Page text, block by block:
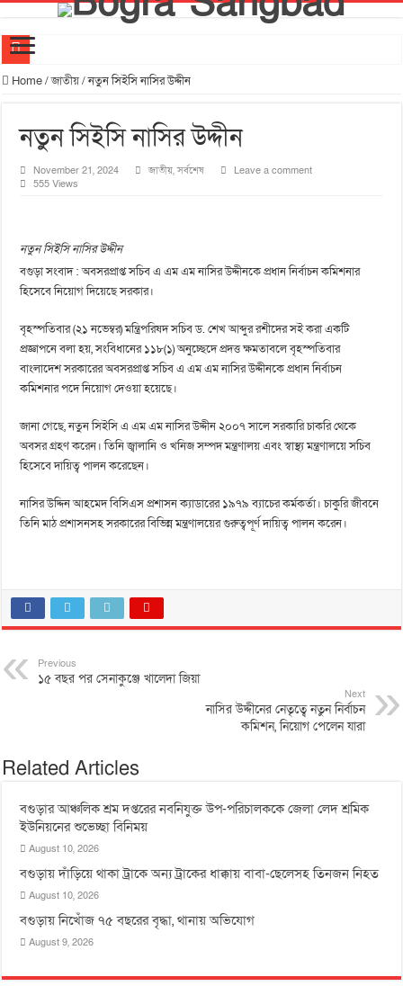
বগুড়ার আঞ্চলিক শ্রম দপ্তরের নবনিযুক্ত উপ-পরিচালককে জেলা লেদ শ্রমিক ইউনিয়নের শুভেচ্ছা বিনিময়
বগুড়ায় নিখোঁজ ৭৫ বছরের বৃদ্ধা, থানায় অভিযোগ
অসুস্থ শ্রমিক নেতা মাসুদ মন্ডলকে দেখতে ক্লিনিকে শ্রমিক নেতৃবৃন্দ
বগুড়ায় দেশীয় সাংস্কৃতিক সংসদের জুলাই ৩৬ সাংস্কৃতিক উৎসব
বগুড়ার কৈচর মৌজায় প্রস্তাবিত শিল্প পার্কের স্থান পরিদর্শন করলেন শিল্পমন্ত্রী
বগুড়ায় ২০ কোটি টাকার শাহ ফতেহ আলী সেতু উদ্বোধন, সুফল পাবেন ১৬ লাখ মানুষ
Home/জাতীয়/নতুন সিইসি নাসির উদ্দীন
নতুন সিইসি নাসির উদ্দীন
November 21, 2024 জাতীয়,সর্বশেষ
Leave a comment
555 Views
নতুন সিইসি নাসির উদ্দীন
বগুড়া সংবাদ : অবসরপ্রাপ্ত সচিব এ এম এম নাসির উদ্দীনকে প্রধান নির্বাচন কমিশনার
হিসেবে নিয়োগ দিয়েছে সরকার।
বৃহস্পতিবার (২১ নভেম্বর) মন্ত্রিপরিষদ সচিব ড. শেখ আব্দুর রশীদের সই করা একটি
প্রজ্ঞাপনে বলা হয়, সংবিধানের ১১৮(১) অনুচ্ছেদে প্রদত্ত ক্ষমতাবলে বৃহস্পতিবার
বাংলাদেশ সরকারের অবসরপ্রাপ্ত সচিব এ এম এম নাসির উদ্দীনকে প্রধান নির্বাচন
কমিশনার পদে নিয়োগ দেওয়া হয়েছে।
জানা গেছে, নতুন সিইসি এ এম এম নাসির উদ্দীন ২০০৭ সালে সরকারি চাকরি থেকে
অবসর গ্রহণ করেন। তিনি জ্বালানি ও খনিজ সম্পদ মন্ত্রণালয় এবং স্বাস্থ্য মন্ত্রণালয়ে সচিব
হিসেবে দায়িত্ব পালন করেছেন।
নাসির উদ্দিন আহমেদ বিসিএস প্রশাসন ক্যাডারের ১৯৭৯ ব্যাচের কর্মকর্তা। চাকুরি জীবনে
তিনি মাঠ প্রশাসনসহ সরকারের বিভিন্ন মন্ত্রণালয়ের গুরুত্বপূর্ণ দায়িত্ব পালন করেন।
Previous
১৫ বছর পর সেনাকুঞ্জে খালেদা জিয়া
Next
নাসির উদ্দীনের নেতৃত্বে নতুন নির্বাচন
কমিশন, নিয়োগ পেলেন যারা
Related Articles
বগুড়ার আঞ্চলিক শ্রম দপ্তরের নবনিযুক্ত উপ-পরিচালককে জেলা লেদ শ্রমিক
ইউনিয়নের শুভেচ্ছা বিনিময়
August 10, 2026
বগুড়ায় দাঁড়িয়ে থাকা ট্রাকে অন্য ট্রাকের ধাক্কায় বাবা-ছেলেসহ তিনজন নিহত
August 10, 2026
বগুড়ায় নিখোঁজ ৭৫ বছরের বৃদ্ধা, থানায় অভিযোগ
August 9, 2026